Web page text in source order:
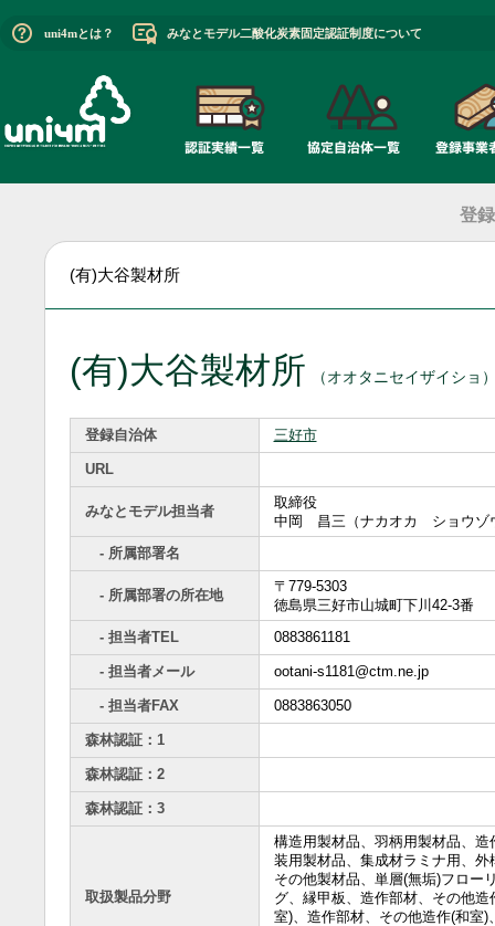
uni4mとは？ みなとモデル二酸化炭素固定認証制度について
登
(有)大谷製材所
(有)大谷製材所 （オオタニセイザイショ
登録自治体 三好市
URL
みなとモデル担当者
取締役
中岡 昌三（ナカオカ ショウゾ
- 所属部署名
- 所属部署の所在地
〒779-5303
徳島県三好市山城町下川42-3番
- 担当者TEL
0883861181
- 担当者メール ootani-s1181@ctm.ne.jp
- 担当者FAX 0883863050
森林認証：1
森林認証：2
森林認証：3
取扱製品分野
構造用製材品、羽柄用製材品、造
装用製材品、集成材ラミナ用、外
その他製材品、単層(無垢)フロー
グ、縁甲板、造作部材、その他造
室)、造作部材、その他造作(和室)